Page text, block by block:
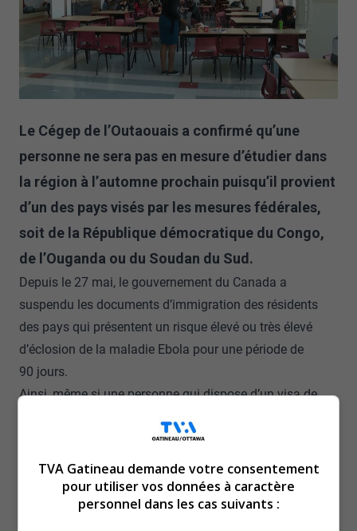
Le Cégep de l’Outaouais a confirmé qu’une
personne ne sera pas en mesure d’étudier dans
la région à l’automne prochain puisqu’il provient
d’un des pays visés par les mesures fédérales,
soit de la République démocratique du Congo,
de l’Ouganda ou du Soudan du Sud.
Depuis le 27 mai, le gouvernement du Canada a
suspendu les documents d’immigration des résidents
des pays qui présentent un risque élevé ou très élevé
d’éclosion de la maladie Ebola pour une période de
90 jours.
Ainsi, même si une personne qui dispose d’un visa de
électronique ou d’un visa de résident permanant déjà
approuvé, elle ne sera pas autorisée à se rendre au
Canada tant que le document est suspendu.
Le gouvernement fédéral procédera également à la
TVA Gatineau demande votre consentement
pour utiliser vos données à caractère
personnel dans les cas suivants :